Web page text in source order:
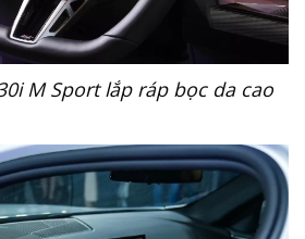
M Sport lắp ráp bọc da cao